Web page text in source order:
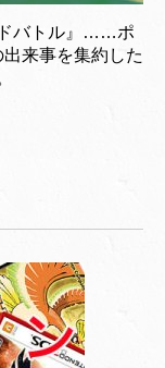
ドバトル』……ポ
来事を集約した